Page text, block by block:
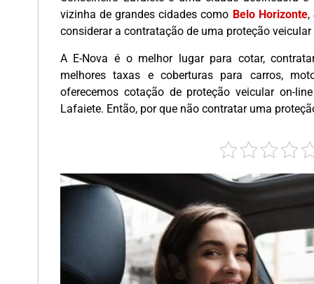
vizinha de grandes cidades como Belo Horizonte,
considerar a contratação de uma proteção
A E-Nova é o melhor lugar para cotar,
melhores taxas e coberturas para carros,
oferecemos cotação de proteção veicular on-
Lafaiete. Então, por que não contratar uma